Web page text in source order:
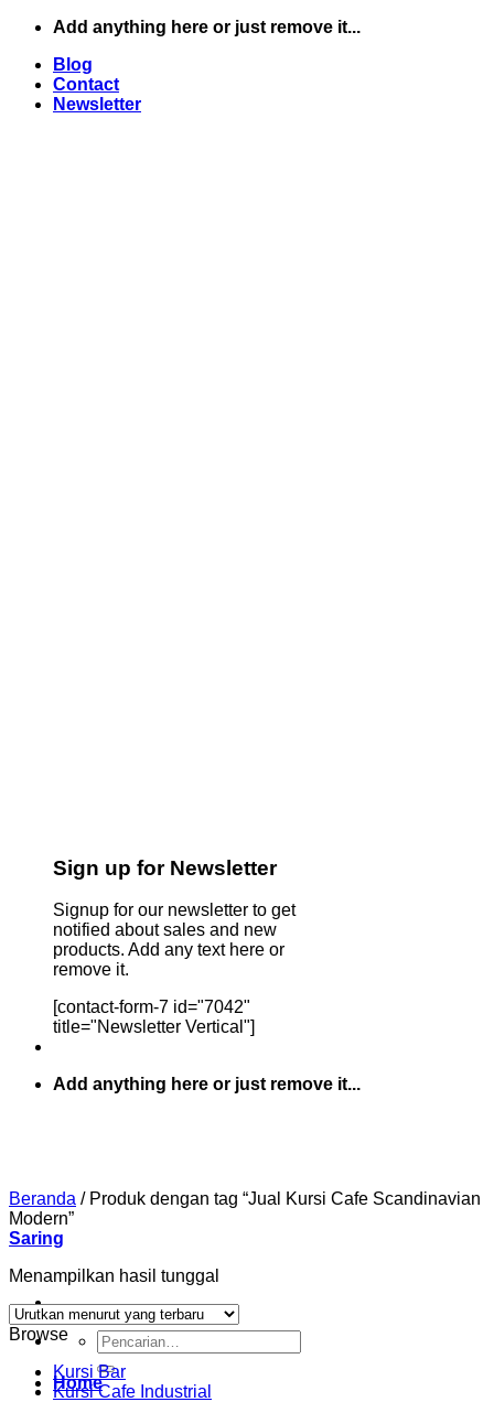
Skip
content
Add anything here or just remove it...
Blog
Contact
Newsletter
Sign up for Newsletter
Signup for our newsletter to get
notified about sales and new
products. Add any text here or
remove it.
[contact-form-7 id="7042"
title="Newsletter Vertical"]
Add anything here or just remove it...
Pencarian
untuk:
Home
Beranda /Produk dengan tag “Jual Kursi Cafe Scandinavian
Modern”
Saring
Menampilkan hasil tunggal
Browse
Kursi Bar
Kursi Cafe Industrial